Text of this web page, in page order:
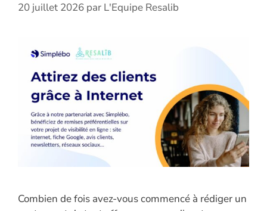
20 juillet 2026 par L'Equipe Resalib
Combien de fois avez-vous commencé à rédiger un